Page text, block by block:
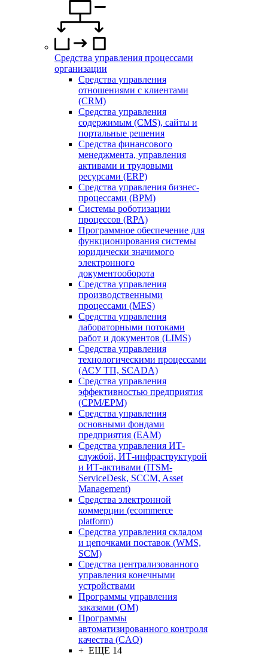
Средства управления процессами
организации
Средства управления
отношениями с клиентами
(CRM)
Средства управления
содержимым (CMS), сайты и
портальные решения
Средства финансового
менеджмента, управления
активами и трудовыми
ресурсами (ERP)
Средства управления бизнес-
процессами (BPM)
Системы роботизации
процессов (RPA)
Программное обеспечение для
функционирования системы
юридически значимого
электронного
документооборота
Средства управления
производственными
процессами (MES)
Средства управления
лабораторными потоками
работ и документов (LIMS)
Средства управления
технологическими процессами
(АСУ ТП, SCADA)
Средства управления
эффективностью предприятия
(CPM/EPM)
Средства управления
основными фондами
предприятия (EAM)
Средства управления ИТ-
службой, ИТ-инфраструктурой
и ИТ-активами (ITSM-
ServiceDesk, SCCM, Asset
Management)
Средства электронной
коммерции (ecommerce
platform)
Средства управления складом
и цепочками поставок (WMS,
SCM)
Средства централизованного
управления конечными
устройствами
Программы управления
заказами (OM)
Программы
автоматизированного контроля
качества (CAQ)
+ ЕЩЕ 14